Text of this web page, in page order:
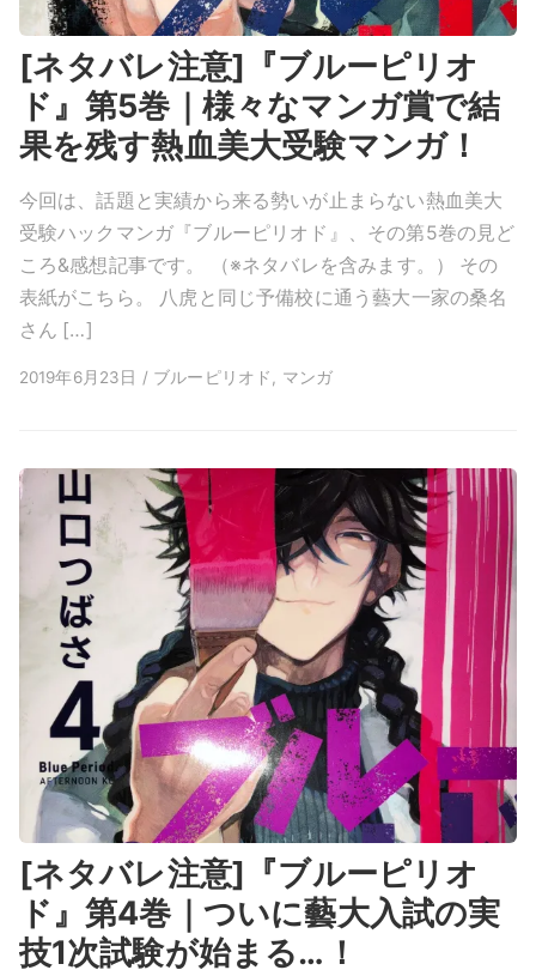
[ネタバレ注意]『ブルーピリオ
ド』第5巻｜様々なマンガ賞で結
果を残す熱血美大受験マンガ！
今回は、話題と実績から来る勢いが止まらない熱血美大
受験ハックマンガ『ブルーピリオド』、その第5巻の見ど
ころ&感想記事です。 （※ネタバレを含みます。） その
表紙がこちら。 八虎と同じ予備校に通う藝大一家の桑名
さん […]
2019年6月23日 / ブルーピリオド, マンガ
[ネタバレ注意]『ブルーピリオ
ド』第4巻｜ついに藝大入試の実
技1次試験が始まる…！